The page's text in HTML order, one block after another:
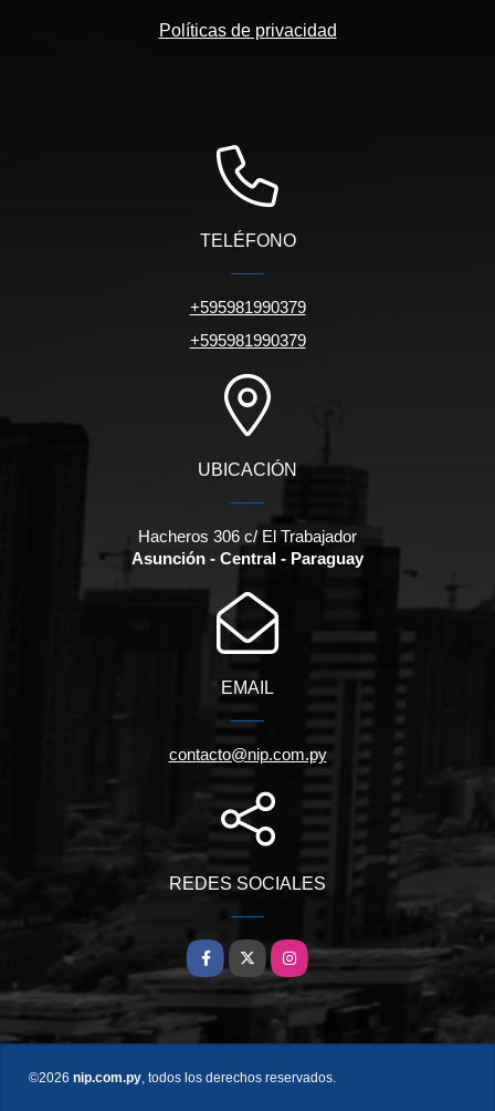
Políticas de privacidad
TELÉFONO
+595981990379
+595981990379
UBICACIÓN
Hacheros 306 c/ El Trabajador
Asunción - Central - Paraguay
EMAIL
contacto@nip.com.py
REDES SOCIALES
Facebook
X Instagram
©2026 nip.com.py, todos los derechos reservados.